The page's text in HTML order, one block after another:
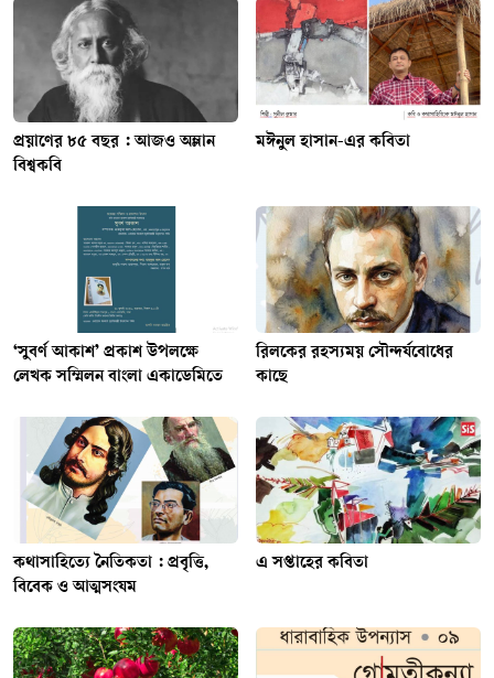
প্রয়াণের ৮৫ বছর : আজও অম্লান
বিশ্বকবি
মঈনুল হাসান-এর কবিতা
‘সুবর্ণ আকাশ’ প্রকাশ উপলক্ষে
লেখক সম্মিলন বাংলা একাডেমিতে
রিলকের রহস্যময় সৌন্দর্যবোধের
কাছে
কথাসাহিত্যে নৈতিকতা : প্রবৃত্তি,
বিবেক ও আত্মসংযম
এ সপ্তাহের কবিতা